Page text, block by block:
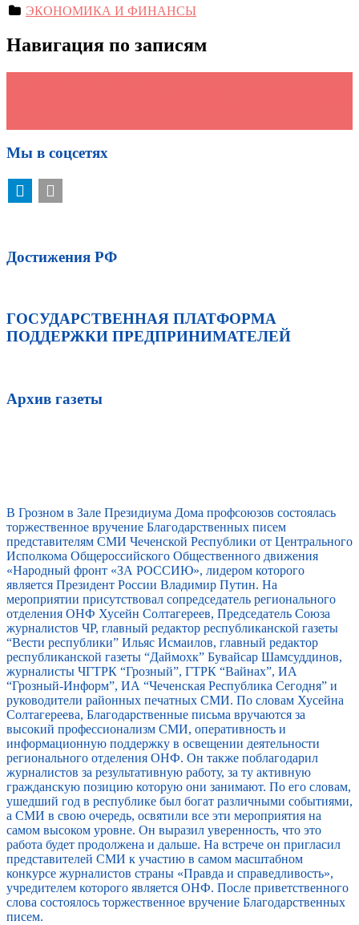
ЭКОНОМИКА И ФИНАНСЫ
Навигация по записям
Мы в соцсетях
Достижения РФ
ГОСУДАРСТВЕННАЯ ПЛАТФОРМА
ПОДДЕРЖКИ ПРЕДПРИНИМАТЕЛЕЙ
Архив газеты
В Грозном в Зале Президиума Дома профсоюзов состоялась
торжественное вручение Благодарственных писем
представителям СМИ Чеченской Республики от Центрального
Исполкома Общероссийского Общественного движения
«Народный фронт «ЗА РОССИЮ», лидером которого
является Президент России Владимир Путин. На
мероприятии присутствовал сопредседатель регионального
отделения ОНФ Хусейн Солтагереев, Председатель Союза
журналистов ЧР, главный редактор республиканской газеты
“Вести республики” Ильяс Исмаилов, главный редактор
республиканской газеты “Даймохк” Бувайсар Шамсуддинов,
журналисты ЧГТРК “Грозный”, ГТРК “Вайнах”, ИА
“Грозный-Информ”, ИА “Чеченская Республика Сегодня” и
руководители районных печатных СМИ. По словам Хусейна
Солтагереева, Благодарственные письма вручаются за
высокий профессионализм СМИ, оперативность и
информационную поддержку в освещении деятельности
регионального отделения ОНФ. Он также поблагодарил
журналистов за результативную работу, за ту активную
гражданскую позицию которую они занимают. По его словам,
ушедший год в республике был богат различными событиями,
а СМИ в свою очередь, освятили все эти мероприятия на
самом высоком уровне. Он выразил уверенность, что это
работа будет продолжена и дальше. На встрече он пригласил
представителей СМИ к участию в самом масштабном
конкурсе журналистов страны «Правда и справедливость»,
учредителем которого является ОНФ. После приветственного
слова состоялось торжественное вручение Благодарственных
писем.